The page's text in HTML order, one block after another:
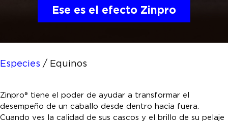
Ese es el efecto Zinpro
Especies / Equinos
Zinpro® tiene el poder de ayudar a transformar el
desempeño de un caballo desde dentro hacia fuera.
Cuando ves la calidad de sus cascos y el brillo de su pelaje